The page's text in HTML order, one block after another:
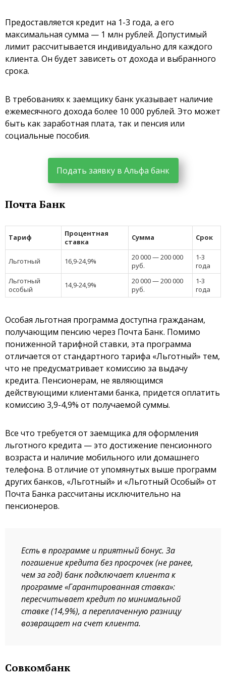
Предоставляется кредит на 1-3 года, а его
максимальная сумма — 1 млн рублей. Допустимый
лимит рассчитывается индивидуально для каждого
клиента. Он будет зависеть от дохода и выбранного
срока.
В требованиях к заемщику банк указывает наличие
ежемесячного дохода более 10 000 рублей. Это может
быть как заработная плата, так и пенсия или
социальные пособия.
Подать заявку в Альфа банк
Почта Банк
Тариф
Процентная
ставка
Сумма Срок
Льготный 16,9-24,9%
20 000 — 200 000
руб.
1-3
года
Льготный
особый
14,9-24,9%
20 000 — 200 000
руб.
1-3
года
Особая льготная программа доступна гражданам,
получающим пенсию через Почта Банк. Помимо
пониженной тарифной ставки, эта программа
отличается от стандартного тарифа «Льготный» тем,
что не предусматривает комиссию за выдачу
кредита. Пенсионерам, не являющимся
действующими клиентами банка, придется оплатить
комиссию 3,9-4,9% от получаемой суммы.
Все что требуется от заемщика для оформления
льготного кредита — это достижение пенсионного
возраста и наличие мобильного или домашнего
телефона. В отличие от упомянутых выше программ
других банков, «Льготный» и «Льготный Особый» от
Почта Банка рассчитаны исключительно на
пенсионеров.
Есть в программе и приятный бонус. За
погашение кредита без просрочек (не ранее,
чем за год) банк подключает клиента к
программе «Гарантированная ставка»:
пересчитывает кредит по минимальной
ставке (14,9%), а переплаченную разницу
возвращает на счет клиента.
Совкомбанк